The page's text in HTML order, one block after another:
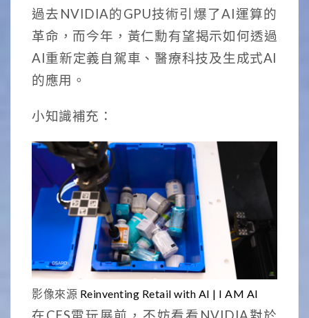
過去NVIDIA的GPU技術引爆了AI運算的
革命，而今年，黃仁勳有望揭示如何透過
AI重新定義自駕車、醫療科技及生成式AI
的應用。
小知識補充：
影像來源 Reinventing Retail with AI | I AM AI